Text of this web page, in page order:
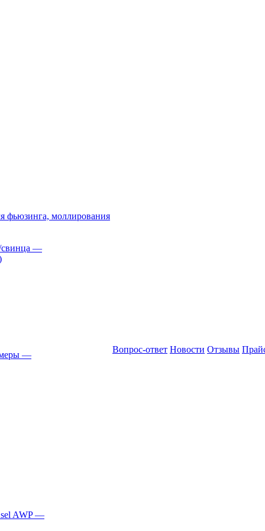
фьюзинга, моллирования
—
—
AWP—
Вопрос-ответ Новости Отзывы